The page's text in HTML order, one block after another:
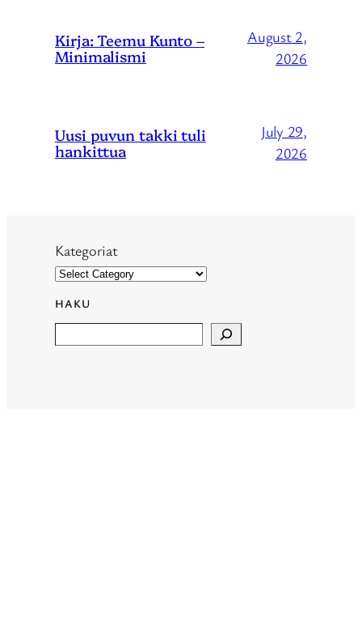
Kirja: Teemu Kunto –
Minimalismi
August 2,
2026
Uusi puvun takki tuli
hankittua
July 29,
2026
Kategoriat
HAKU